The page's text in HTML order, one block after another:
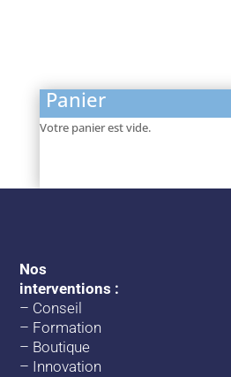
Panier
Votre panier est vide.
Nos
interventions :
– Conseil
– Formation
– Boutique
– Innovation